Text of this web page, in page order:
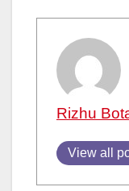
Rizhu
View all